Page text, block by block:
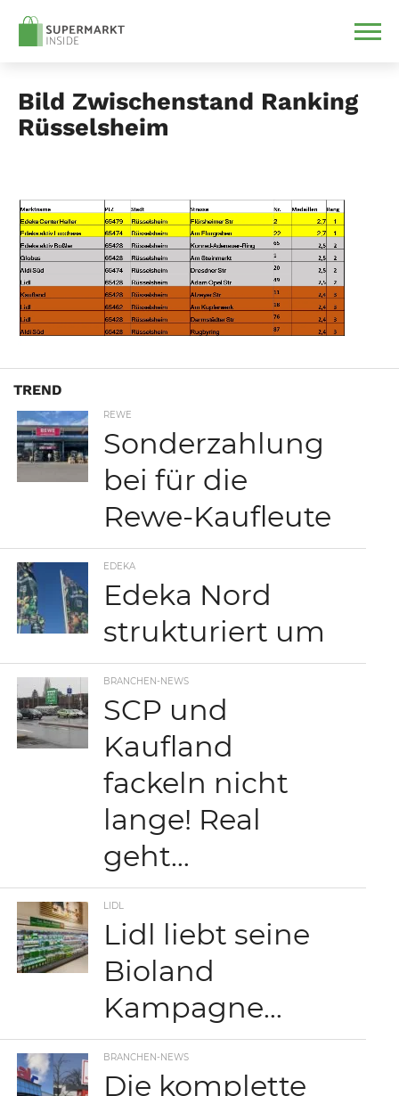
Bild Zwischenstand Ranking
Rüsselsheim
TREND
REWE
Sonderzahlung
bei für die
Rewe-Kaufleute
EDEKA
Edeka Nord
strukturiert um
BRANCHEN-NEWS
SCP und
Kaufland
fackeln nicht
lange! Real
geht…
LIDL
Lidl liebt seine
Bioland
Kampagne…
BRANCHEN-NEWS
Die komplette